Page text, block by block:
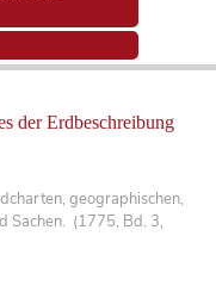
der Erdbeschreibung
geographischen,
Sachen. (1775, Bd. 3,